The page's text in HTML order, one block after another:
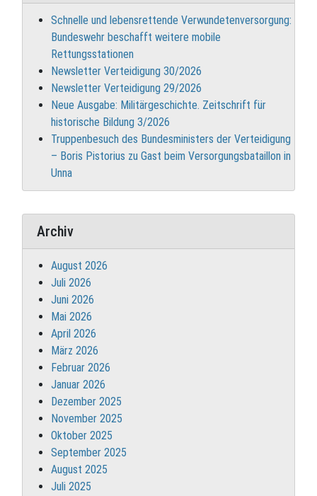
Schnelle und lebensrettende Verwundetenversorgung:
Bundeswehr beschafft weitere mobile
Rettungsstationen
Newsletter Verteidigung 30/2026
Newsletter Verteidigung 29/2026
Neue Ausgabe: Militärgeschichte. Zeitschrift für
historische Bildung 3/2026
Truppenbesuch des Bundesministers der Verteidigung
– Boris Pistorius zu Gast beim Versorgungsbataillon in
Unna
Archiv
August 2026
Juli 2026
Juni 2026
Mai 2026
April 2026
März 2026
Februar 2026
Januar 2026
Dezember 2025
November 2025
Oktober 2025
September 2025
August 2025
Juli 2025